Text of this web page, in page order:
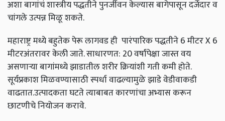
अशा बागांचं शास्त्रीय पद्धतीने पुनर्जीवन केल्यास बागेपासून दर्जेदार व
चांगले उत्पन्न मिळू शकते.
महाराष्ट्र मध्ये बहुतेक पेरू लागवड ही पारंपारिक पद्धतीने6मीटरX6
मीटरअंतरावर केली जाते.साधारणत: 20वर्षांपेक्षा जास्त वय
असणाऱ्या बागांमध्ये झाडातील शरीर क्रियांशी गती कमी होते.
सूर्यप्रकाश मिळवण्यासाठी स्पर्धा वाढल्यामुळे झाडे वेडीवाकडी
वाढतात.उत्पादकता घटते त्याबाबत कारणांचा अभ्यास करून
छाटणीचे नियोजन करावे.